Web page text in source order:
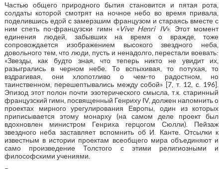
Частью общего природного бытия становится и пятая рота,
солдаты которой смотрят на ночное небо во время привала,
поделившись едой с замерзшим французом и стараясь вместе с
ним спеть по-французски гимн «Vive Henri IV». Этот момент
единения людей, забывших на время о вражде, тоже
сопровождается изображением высокого звездного неба,
довольного тем, что люди, пусть и ненадолго, перестали воевать:
«Звезды, как будто зная, что теперь никто не увидит их,
разыгрались в черном небе. То вспыхивая, то потухая, то
вздрагивая, они хлопотливо о чем-то радостном, но
таинственном, перешептывались между собой» [7, т. 12, с. 196].
Эпизод этот полон почти эзотерического смысла, т.к. старинный
французский гимн, посвященный Генриху IV, должен напомнить о
проектах мирного урегулирования Европы, один из которых
приписывается этому монарху (на самом деле проект был
вдохновлен министром Генриха герцогом Сюлли). Пейзаж
звездного неба заставляет вспомнить об И. Канте. Отсылки к
известным в истории проектам всеобщего мира объединяют и
само произведение Толстого с этими религиозными и
философскими учениями.